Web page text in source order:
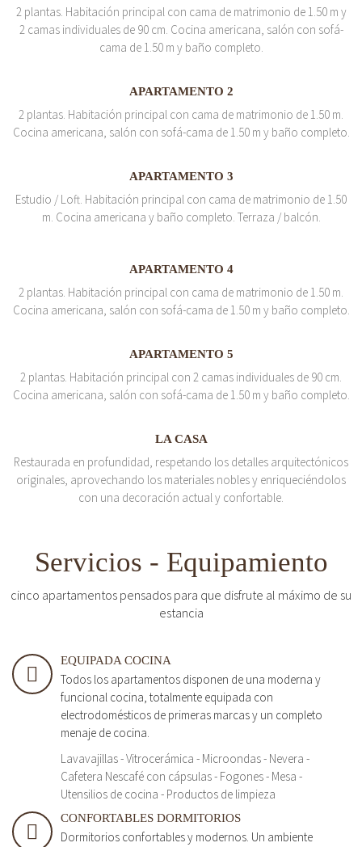
2 plantas. Habitación principal con cama de matrimonio de 1.50 m y
2 camas individuales de 90 cm. Cocina americana, salón con sofá-
cama de 1.50 m y baño completo.
APARTAMENTO 2
2 plantas. Habitación principal con cama de matrimonio de 1.50 m.
Cocina americana, salón con sofá-cama de 1.50 m y baño completo.
APARTAMENTO 3
Estudio / Loft. Habitación principal con cama de matrimonio de 1.50
m. Cocina americana y baño completo. Terraza / balcón.
APARTAMENTO 4
2 plantas. Habitación principal con cama de matrimonio de 1.50 m.
Cocina americana, salón con sofá-cama de 1.50 m y baño completo.
APARTAMENTO 5
2 plantas. Habitación principal con 2 camas individuales de 90 cm.
Cocina americana, salón con sofá-cama de 1.50 m y baño completo.
LA CASA
Restaurada en profundidad, respetando los detalles arquitectónicos
originales, aprovechando los materiales nobles y enriqueciéndolos
con una decoración actual y confortable.
Servicios - Equipamiento
cinco apartamentos pensados para que disfrute al máximo de su
estancia
EQUIPADA COCINA
Todos los apartamentos disponen de una moderna y
funcional cocina, totalmente equipada con
electrodomésticos de primeras marcas y un completo
menaje de cocina.
Lavavajillas - Vitrocerámica - Microondas - Nevera -
Cafetera Nescafé con cápsulas - Fogones - Mesa -
Utensilios de cocina - Productos de limpieza
CONFORTABLES DORMITORIOS
Dormitorios confortables y modernos. Un ambiente